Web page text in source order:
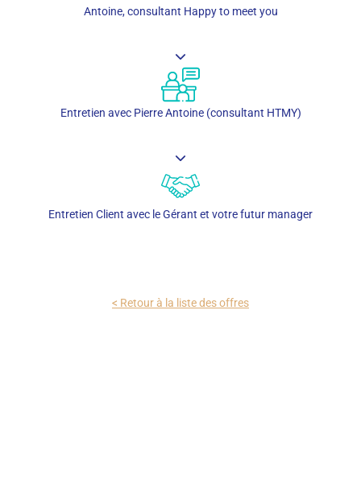
Antoine, consultant Happy to meet you
Entretien avec Pierre Antoine (consultant HTMY)
Entretien Client avec le Gérant et votre futur manager
< Retour à la liste des offres